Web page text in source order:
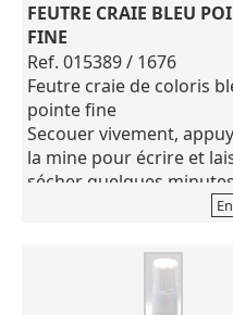
FEUTRE CRAIE BLEU
FINE
Ref. 015389 / 1676
Feutre craie de coloris
pointe fine
Secouer vivement,
la mine pour écrire et
sécher quelques minutes.
Nettoyer simplement à
Convient sur les ardoises,
verre, le miroir, métal,
et toues les srufaces non-